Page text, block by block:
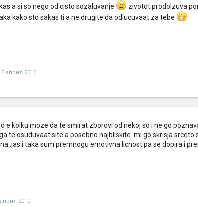
a si so nego od cisto sozaluvanje
zivotot prodolzuva
kako sto sakas ti a ne drugite da odlucuvaat za tebe
3 април 2010
e kolku moze da te smirat zborovi od nekoj so i ne go
te osuduvaat site a posebno najbliskite..mi go skrisja
i taka sum premnogu emotivna licnost pa se dopira i
2010